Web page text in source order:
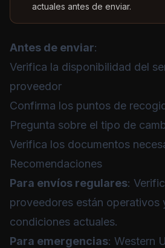
actuales antes de enviar.
Antes de enviar:
Verifica la disponibilidad del
proveedor
Confirma los puntos de
Pregunta sobre el tipo de
Verifica los documentos
Recomendaciones
Para envíos regulares:
proveedores están operativos
condiciones actuales.
Para emergencias: Western